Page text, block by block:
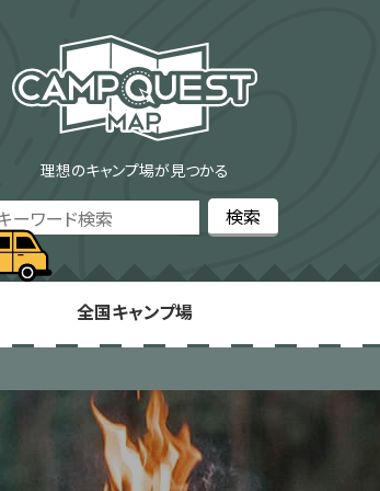
理想のキャンプ場が見つかる
全国キャンプ場